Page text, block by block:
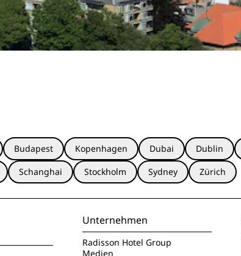
Budapest Kopenhagen Dubai Dublin
Schanghai Stockholm Sydney Zürich
Unternehmen
Radisson Hotel Group
Medien